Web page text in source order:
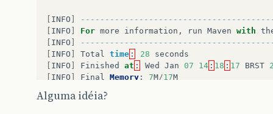
<repository>
powerlogic
<url>
http://
<releases>
</enabled>
INFO
INFO For more information , run Maven with
INFO
INFO Total time : 28
seconds
INFO Finished at : Wed Jan 07 14 : 18 : 17 BRST
INFO Final Memory : 7M/17M
Alguma idéia?